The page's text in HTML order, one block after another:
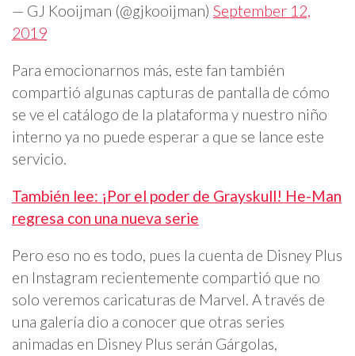
— GJ Kooijman (@gjkooijman) September 12,
2019
Para emocionarnos más, este fan también
compartió algunas capturas de pantalla de cómo
se ve el catálogo de la plataforma y nuestro niño
interno ya no puede esperar a que se lance este
servicio.
También lee: ¡Por el poder de Grayskull! He-Man
regresa con una nueva serie
Pero eso no es todo, pues la cuenta de Disney Plus
en Instagram recientemente compartió que no
solo veremos caricaturas de Marvel. A través de
una galería dio a conocer que otras series
animadas en Disney Plus serán Gárgolas,